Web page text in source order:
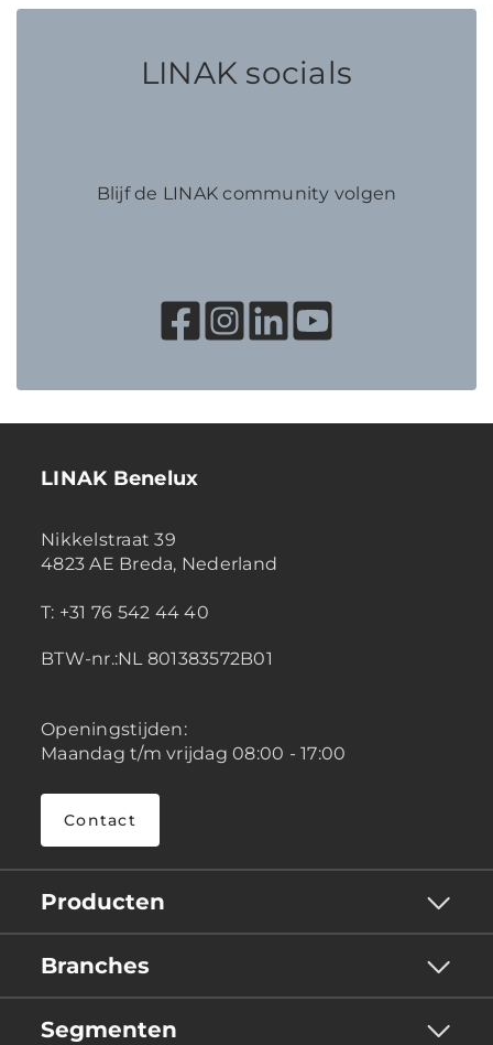
LINAK socials
Blijf de LINAK community volgen
LINAK Benelux
Nikkelstraat 39
4823 AE Breda, Nederland
T: +31 76 542 44 40
BTW-nr.:NL 801383572B01
Openingstijden:
Maandag t/m vrijdag 08:00 - 17:00
Contact
Producten
Branches
Segmenten